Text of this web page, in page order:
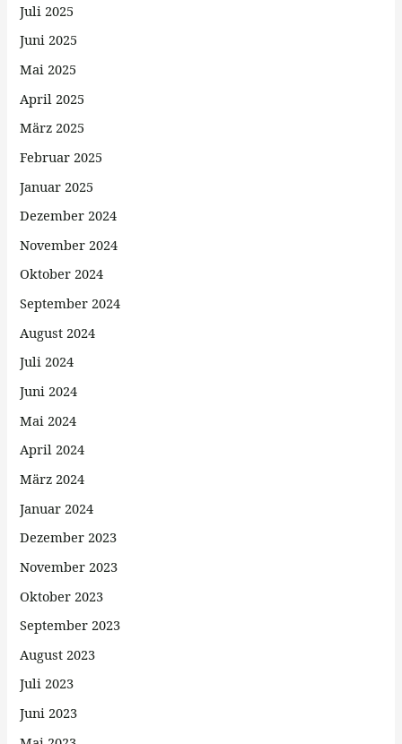
Juli 2025
Juni 2025
Mai 2025
April 2025
März 2025
Februar 2025
Januar 2025
Dezember 2024
November 2024
Oktober 2024
September 2024
August 2024
Juli 2024
Juni 2024
Mai 2024
April 2024
März 2024
Januar 2024
Dezember 2023
November 2023
Oktober 2023
September 2023
August 2023
Juli 2023
Juni 2023